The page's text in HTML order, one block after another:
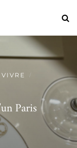
/
Paris